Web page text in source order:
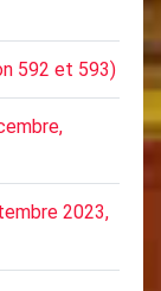
592 et 593)
2023,